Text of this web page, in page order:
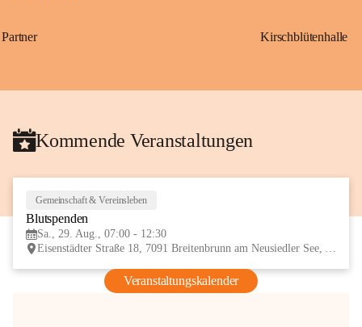
Partner Kirschblütenhalle
Kommende Veranstaltungen
Gemeinschaft & Vereinsleben
Blutspenden
Sa., 29. Aug., 07:00 - 12:30
Eisenstädter Straße 18, 7091 Breitenbrunn am Neusiedler See, AUT
Veranstaltungskalender